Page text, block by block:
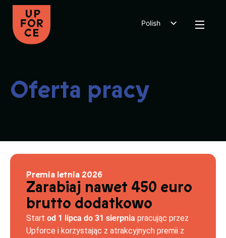
Polish
Oferta pracy
Premia letnia 2026
Zarabiaj nawet 450 euro
brutto dodatkowo
Start od 1 lipca do 31 sierpnia pracując przez
Upforce i korzystając z atrakcyjnych premii z